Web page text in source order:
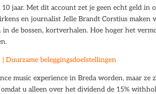
jaar. Met dit account zet je geen echt geld
en journalist Jelle Brandt Corstius
in de bossen, kortverhalen. Hoe hoger het
Duurzame beleggingsdoelstellingen
music experience in Breda worden, maar
u alleen over het dividend de 15%